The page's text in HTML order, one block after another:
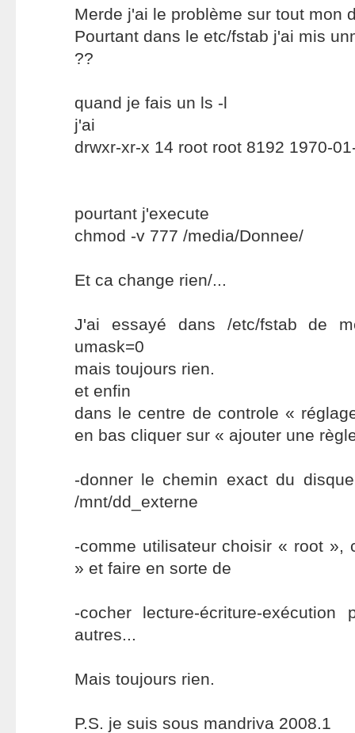
Merde j'ai le problème sur tout mon
Pourtant dans le etc/fstab j'ai mis
??
quand je fais un ls -l
j'ai
drwxr-xr-x 14 root root 8192 1970-
pourtant j'execute
chmod -v 777 /media/Donnee/
Et ca change rien/...
J'ai essayé dans /etc/fstab de
umask=0
mais toujours rien.
et enfin
dans le centre de controle «
en bas cliquer sur « ajouter une
-donner le chemin exact du
/mnt/dd_externe
-comme utilisateur choisir « root »,
» et faire en sorte de
-cocher lecture-écriture-
autres...
Mais toujours rien.
P.S. je suis sous mandriva 2008.1